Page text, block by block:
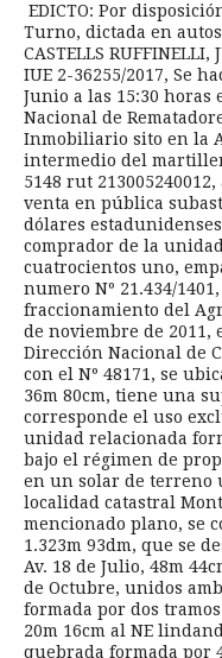
EDICTO: Por
Turno, dictada en autos:
CASTELLS RUFFINELLI,
IUE 2-36255/2017, Se
Junio a las 15:30 horas
Nacional de
Inmobiliario sito en la
intermedio del
5148 rut
venta en pública
dólares
comprador de la
cuatrocientos uno,
numero Nº 21.434/
fraccionamiento del
de noviembre de
Dirección Nacional de
con el Nº 48171, se
36m 80cm, tiene una
corresponde el uso
unidad relacionada
bajo el régimen de
en un solar de terreno
localidad catastral
mencionado plano, se
1.323m 93dm, que se
Av. 18 de Julio, 48m
de Octubre, unidos
formada por dos
20m 16cm al NE
quebrada formada por